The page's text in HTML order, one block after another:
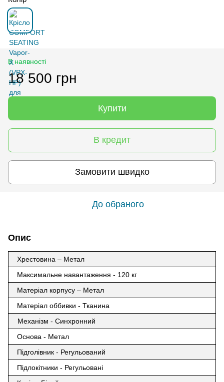
В наявності
18 500 грн
Купити
В кредит
Замовити швидко
До обраного
Опис
Хрестовина – Метал
Максимальне навантаження - 120 кг
Матеріал корпусу – Метал
Матеріал оббивки - Тканина
Механізм - Синхронний
Основа - Метал
Підголівник - Регульований
Підлокітники - Регульовані